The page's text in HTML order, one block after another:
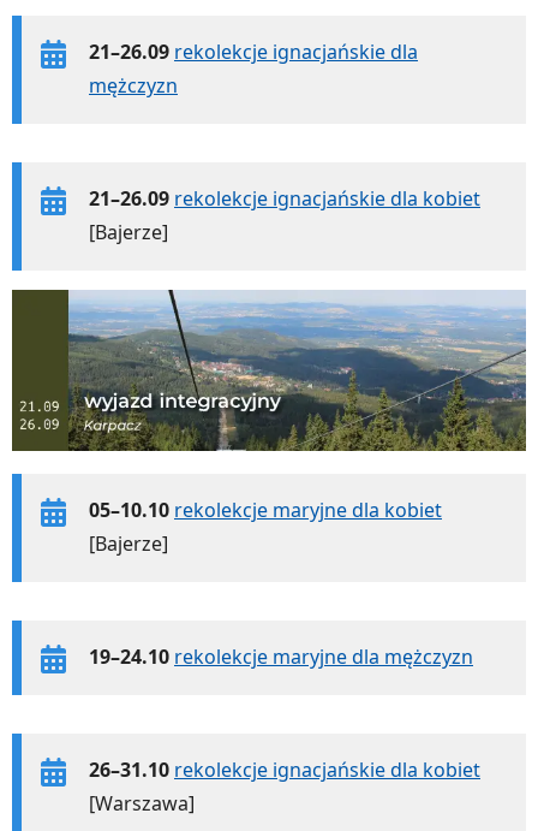
21–26.09 rekolekcje ignacjańskie dla
mężczyzn
21–26.09 rekolekcje ignacjańskie dla kobiet
[Bajerze]
05–10.10 rekolekcje maryjne dla kobiet
[Bajerze]
19–24.10 rekolekcje maryjne dla mężczyzn
26–31.10 rekolekcje ignacjańskie dla kobiet
[Warszawa]